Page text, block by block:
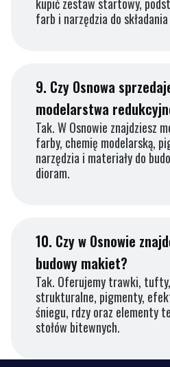
kupić zestaw startowy,
farb i narzędzia do
9. Czy Osnowa
modelarstwa
Tak. W Osnowie znajdziesz
farby, chemię modelarską,
narzędzia i materiały do
dioram.
10. Czy w Osnowie
budowy makiet?
Tak. Oferujemy trawki,
strukturalne, pigmenty,
śniegu, rdzy oraz elementy
stołów bitewnych.